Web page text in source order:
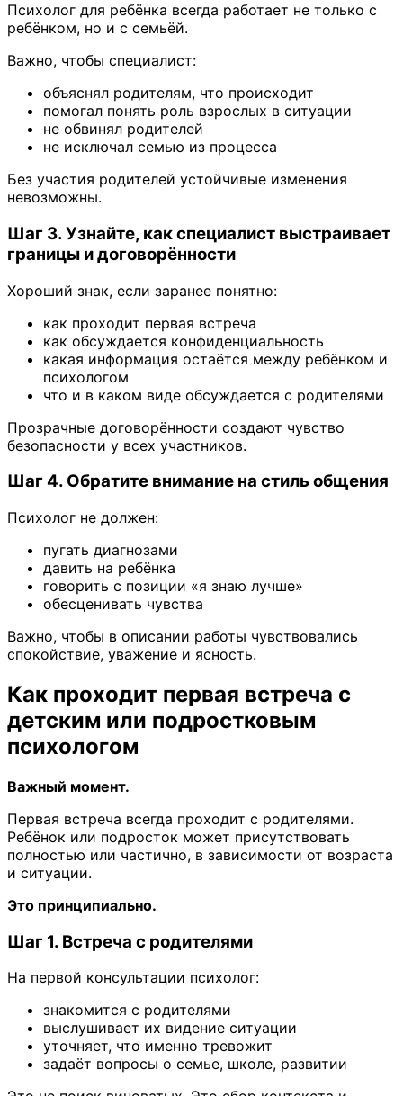
Психолог для ребёнка всегда работает не только с
ребёнком, но и с семьёй.
Важно, чтобы специалист:
объяснял родителям, что происходит
помогал понять роль взрослых в ситуации
не обвинял родителей
не исключал семью из процесса
Без участия родителей устойчивые изменения
невозможны.
Шаг 3. Узнайте, как специалист выстраивает
границы и договорённости
Хороший знак, если заранее понятно:
как проходит первая встреча
как обсуждается конфиденциальность
какая информация остаётся между ребёнком и
психологом
что и в каком виде обсуждается с родителями
Прозрачные договорённости создают чувство
безопасности у всех участников.
Шаг 4. Обратите внимание на стиль общения
Психолог не должен:
пугать диагнозами
давить на ребёнка
говорить с позиции «я знаю лучше»
обесценивать чувства
Важно, чтобы в описании работы чувствовались
спокойствие, уважение и ясность.
Как проходит первая встреча с
детским или подростковым
психологом
Важный момент.
Первая встреча всегда проходит с родителями.
Ребёнок или подросток может присутствовать
полностью или частично, в зависимости от возраста
и ситуации.
Это принципиально.
Шаг 1. Встреча с родителями
На первой консультации психолог:
знакомится с родителями
выслушивает их видение ситуации
уточняет, что именно тревожит
задаёт вопросы о семье, школе, развитии